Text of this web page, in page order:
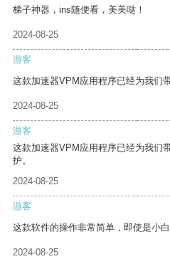
梯子神器，ins随便看，美美哒！
2024-08-25
游客
这款加速器VPM应用程序已经为我们
2024-08-25
游客
这款加速器VPM应用程序已经为我们
护。
2024-08-25
游客
这款软件的操作非常简单，即使是小白
2024-08-25